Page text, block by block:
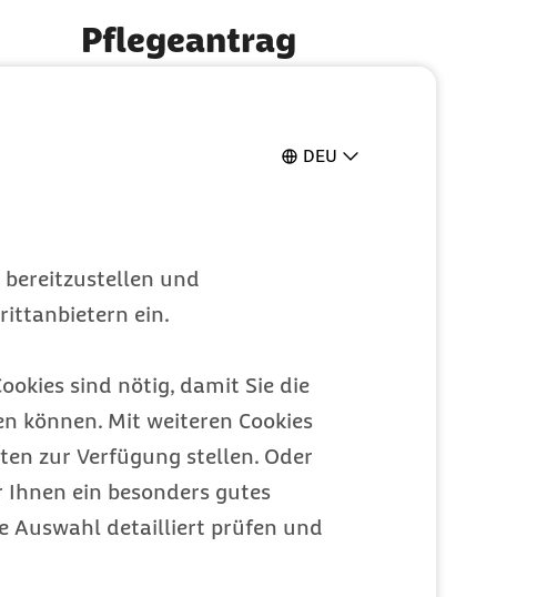
DEU
bereitzustellen und
ein.
sind nötig, damit Sie die
können. Mit weiteren Cookies
zur Verfügung stellen. Oder
ein besonders gutes
Auswahl detailliert prüfen und
Pflegeantrag
Ein Zugang für alles